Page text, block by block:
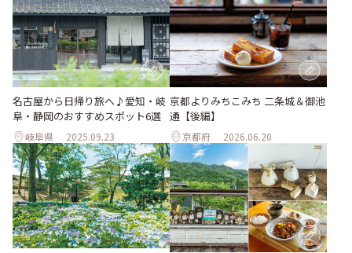
名古屋から日帰り旅へ♪愛知・岐
阜・静岡のおすすめスポット6選
岐阜県 2025.09.23
京都よりみちこみち 二条城＆御池
通【後編】
京都府 2026.06.20